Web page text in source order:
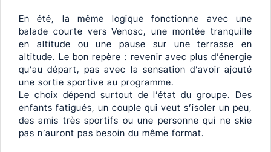
En été, la même logique fonctionne avec une
balade courte vers Venosc, une montée tranquille
en altitude ou une pause sur une terrasse en
altitude. Le bon repère : revenir avec plus d’énergie
qu’au départ, pas avec la sensation d’avoir ajouté
une sortie sportive au programme.
Le choix dépend surtout de l’état du groupe. Des
enfants fatigués, un couple qui veut s’isoler un peu,
des amis très sportifs ou une personne qui ne skie
pas n’auront pas besoin du même format.